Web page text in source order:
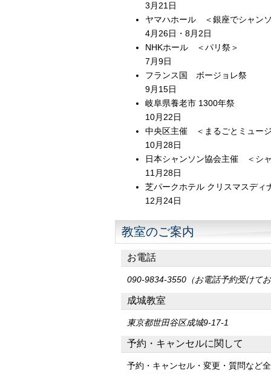
3月21日
ヤマハホール ＜銀座でシャン
4月26日・8月2日
NHKホール ＜パリ祭＞
7月9日
フランス国 ボージョレ祭
9月15日
岐阜県養老市 1300年祭
10月22日
中央区主催 ＜まるごとミュー
10月28日
日本シャンソン協会主催 ＜シ
11月28日
芝パークホテル クリスマスディ
12月24日
教室のご案内
お電話
090-9834-3550（お電話予約受けて
成城教室
東京都世田谷区成城9-17-1
予約・キャンセルに関して
予約・キャンセル・変更・質問など